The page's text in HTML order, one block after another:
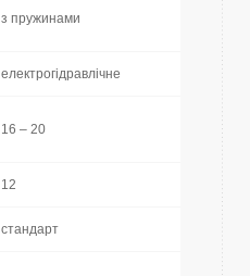
з пружинами
електрогідравлічне
16 – 20
12
стандарт